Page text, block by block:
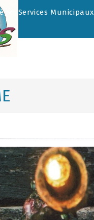
Services Municipaux